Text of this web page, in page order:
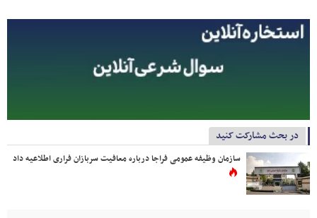
در بحث مشارکت کنید
سازمان وظیفه عمومی فراجا درباره معافیت سربازان فراری اطلاعیه داد